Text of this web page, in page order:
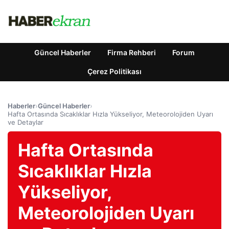
Güncel Haberler Firma Rehberi Forum
Çerez Politikası
Haberler›Güncel Haberler›
Hafta Ortasında Sıcaklıklar Hızla Yükseliyor, Meteorolojiden Uyarı
ve Detaylar
Hafta Ortasında
Sıcaklıklar Hızla
Yükseliyor,
Meteorolojiden Uyarı